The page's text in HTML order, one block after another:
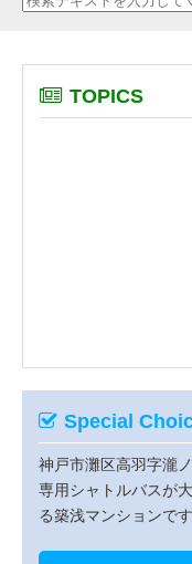
TOPICS
Special
神戸市灘区高羽字瀧
専用シャトルバスが
る築浅マンションです